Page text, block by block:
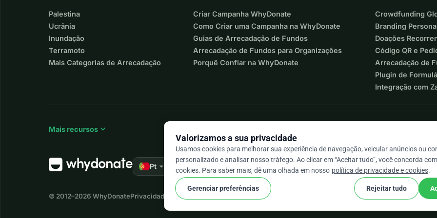
Palestina
Ucrânia
Inundação
Terramoto
Mais Categorias de Arrecadação
Criar Campanha WhyDonate
Como Criar uma Campanha na WhyDonate
Guias de Arrecadação de Fundos
Arrecadação de Fundos para Organizações
Porquê Confiar na WhyDonate
Crowdfunding
Branding
Doações
Código QR e
Arrecadação de
Plugin de
Integração com
Mais recursos expand_more
Pt arrow_drop_down ★★★★★ 4,9 / 5 com base em mais de 500 avaliações
© 2012–2026 WhyDonatePrivacidade e cookies cookie
Valorizamos a sua privacidade
Usamos cookies para melhorar sua experiência de navegação, veicular anúncios ou
personalizado e analisar nosso tráfego. Ao clicar em “Aceitar tudo”, você concorda
cookies. Para saber mais, dê uma olhada em nosso política de privacidade e cookies.
Gerenciar preferências Rejeitar tudo